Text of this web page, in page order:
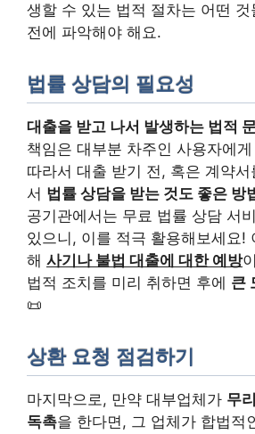
생할 수 있는 법적 절차는 어떤
전에 파악해야 해요.
법률 상담의 필요성
대출을 받고 나서 발생하는 법적
책임은 대부분 차주인 사용자에
따라서 대출 받기 전, 혹은 계약
서 법률 상담을 받는 것도 좋은 방
공기관에서는 무료 법률 상담 서
있으니, 이를 적극 활용해보세요!
해 사기나 불법 대출에 대한 예방
법적 조치를 미리 취하면 후에 큰
📜
상환 요청 점검하기
마지막으로, 만약 대부업체가 무
독촉을 한다면, 그 업체가 합법적